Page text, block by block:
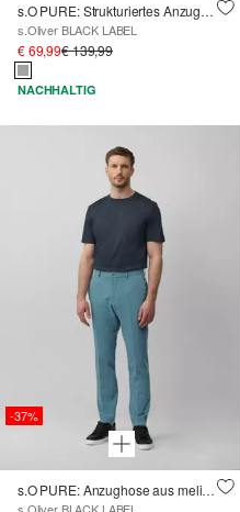
s.O PURE: Strukturiertes Anzugsakko im Slim Fit
s.Oliver BLACK LABEL
€ 69,99€ 139,99
NACHHALTIG
-37%
s.O PURE: Anzughose aus meliertem Stretch-Twill